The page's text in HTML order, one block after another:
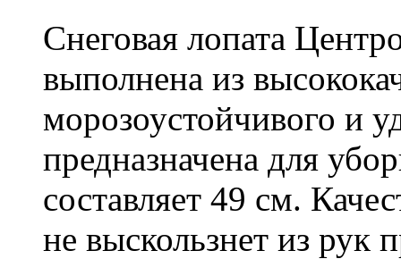
Снеговая лопата
выполнена из
морозоустойчивого и
предназначена для
составляет 49 см.
не выскользнет из рук